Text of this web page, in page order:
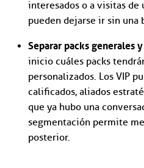
interesados o a visitas
pueden dejarse ir sin una
Separar packs generales
inicio cuáles packs
personalizados. Los VIP
calificados, aliados
que ya hubo una
segmentación permite
posterior.